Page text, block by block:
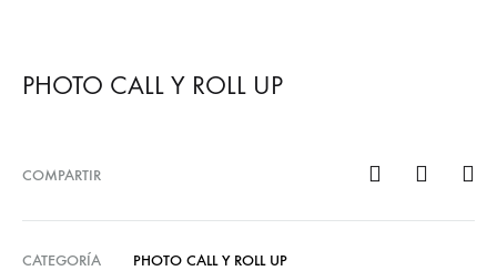
PHOTO CALL Y ROLL UP
COMPARTIR
CATEGORÍA
PHOTO CALL Y ROLL UP